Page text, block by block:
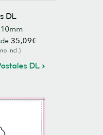
DL
35,09€
incl.)
DL